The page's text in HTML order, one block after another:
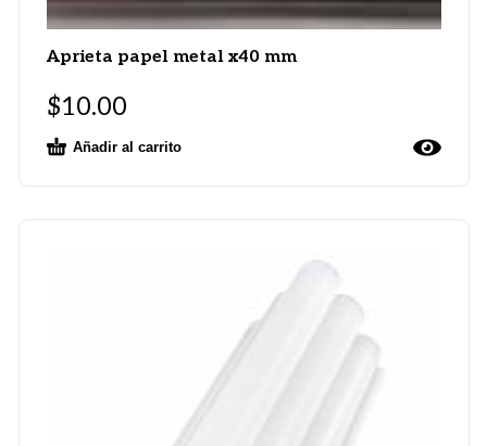
Aprieta papel metal x40 mm
$10.00
Añadir al carrito